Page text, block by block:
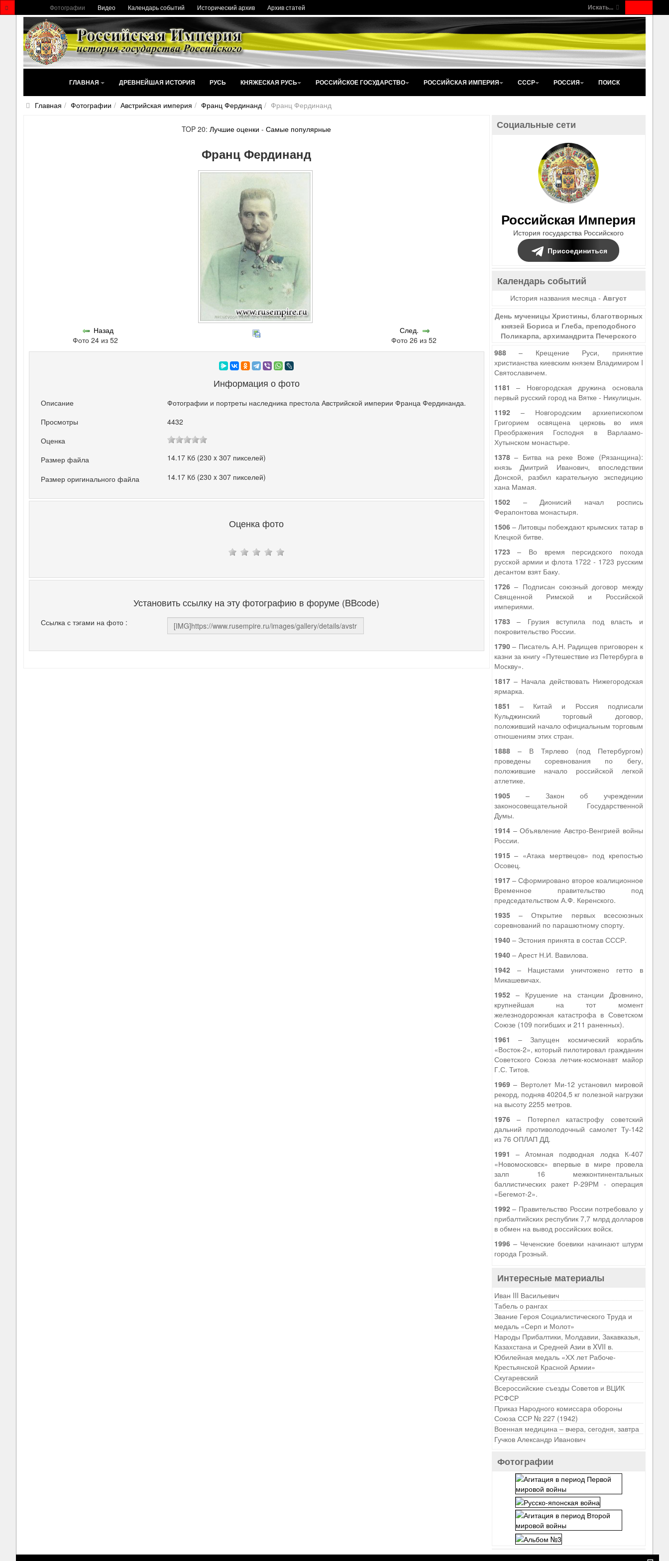
Искать...
Фотографии Видео Календарь событий Исторический архив Архив статей
ГЛАВНАЯ ДРЕВНЕЙШАЯ ИСТОРИЯ РУСЬ КНЯЖЕСКАЯ РУСЬ РОССИЙСКОЕ ГОСУДАРСТВО РОССИЙСКАЯ ИМПЕРИЯ СССР РОССИЯ ПОИСК
Главная Фотографии Австрийская империя Франц Фердинанд Франц Фердинанд
TOP 20:Лучшие оценки -Самые популярные
Франц Фердинанд
Назад
Фото 24 из 52
След.
Фото 26 из 52
Информация о фото
Описание
Фотографии и портреты наследника престола Австрийской империи Франца Фердинанда.
Просмотры
4432
Оценка
Размер файла
14.17 Кб (230 x 307 пикселей)
Размер оригинального файла 14.17 Кб (230 x 307 пикселей)
Оценка фото
Установить ссылку на эту фотографию в форуме (BBcode)
Ссылка с тэгами на фото :
Социальные сети
Российская Империя
История государства Российского
Присоединиться
Календарь событий
История названия месяца -Август
День мученицы Христины, благотворных
князей Бориса и Глеба, преподобного
Поликарпа, архимандрита Печерского
988– Крещение Руси, принятие
христианства киевским князем Владимиром I
Святославичем.
1181 – Новгородская дружина основала
первый русский город на Вятке - Никулицын.
1192– Новгородским архиепископом
Григорием освящена церковь во имя
Преображения Господня в Варлаамо-
Хутынском монастыре.
1378– Битва на реке Воже (Рязанщина):
князь Дмитрий Иванович, впоследствии
Донской, разбил карательную экспедицию
хана Мамая.
1502– Дионисий начал роспись
Ферапонтова монастыря.
1506– Литовцы побеждают крымских татар в
Клецкой битве.
1723 – Во время персидского похода
русской армии и флота 1722 - 1723 русским
десантом взят Баку.
1726– Подписан союзный договор между
Священной Римской и Российской
империями.
1783 – Грузия вступила под власть и
покровительство России.
1790– Писатель А.Н. Радищев приговорен к
казни за книгу «Путешествие из Петербурга в
Москву».
1817– Начала действовать Нижегородская
ярмарка.
1851 – Китай и Россия подписали
Кульджинский торговый договор,
положивший начало официальным торговым
отношениям этих стран.
1888– В Тярлево (под Петербургом)
проведены соревнования по бегу,
положившие начало российской легкой
атлетике.
1905– Закон об учреждении
законосовещательной Государственной
Думы.
1914– Объявление Австро-Венгрией войны
России.
1915– «Атака мертвецов» под крепостью
Осовец.
1917– Сформировано второе коалиционное
Временное правительство под
председательством А.Ф. Керенского.
1935– Открытие первых всесоюзных
соревнований по парашютному спорту.
1940– Эстония принята в состав СССР.
1940– Арест Н.И. Вавилова.
1942– Нацистами уничтожено гетто в
Микашевичах.
1952– Крушение на станции Дровнино,
крупнейшая на тот момент
железнодорожная катастрофа в Советском
Союзе (109 погибших и 211 раненных).
1961 – Запущен космический корабль
«Восток-2», который пилотировал гражданин
Советского Союза летчик-космонавт майор
Г.С. Титов.
1969– Вертолет Ми-12 установил мировой
рекорд, подняв 40204,5 кг полезной нагрузки
на высоту 2255 метров.
1976– Потерпел катастрофу советский
дальний противолодочный самолет Ту-142
из 76 ОПЛАП ДД.
1991 – Атомная подводная лодка К-407
«Новомосковск» впервые в мире провела
залп 16 межконтинентальных
баллистических ракет Р-29РМ - операция
«Бегемот-2».
1992– Правительство России потребовало у
прибалтийских республик 7,7 млрд долларов
в обмен на вывод российских войск.
1996– Чеченские боевики начинают штурм
города Грозный.
Интересные материалы
Иван III Васильевич
Табель о рангах
Звание Героя Социалистического Труда и
медаль «Серп и Молот»
Народы Прибалтики, Молдавии, Закавказья,
Казахстана и Средней Азии в XVII в.
Юбилейная медаль «ХХ лет Рабоче-
Крестьянской Красной Армии»
Скугаревский
Всероссийские съезды Советов и ВЦИК
РСФСР
Приказ Народного комиссара обороны
Союза ССР № 227 (1942)
Военная медицина – вчера, сегодня, завтра
Гучков Александр Иванович
Фотографии